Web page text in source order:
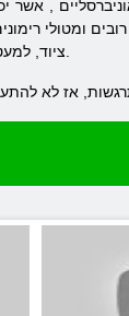
, אשר
רובים ומטולי